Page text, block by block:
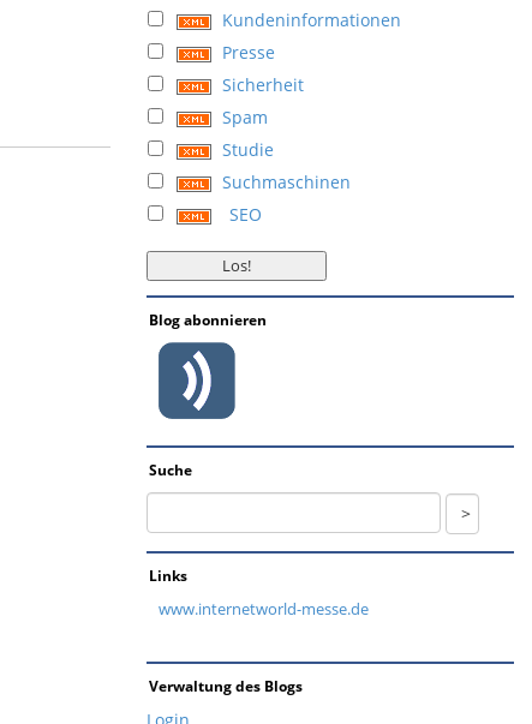
Kundeninformationen
Presse
Sicherheit
Spam
Studie
Suchmaschinen
SEO
Blog abonnieren
Suche
Links
www.internetworld-messe.de
Verwaltung des Blogs